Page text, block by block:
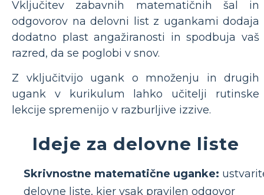
Vključitev zabavnih matematičnih šal in
odgovorov na delovni list z ugankami dodaja
dodatno plast angažiranosti in spodbuja vaš
razred, da se poglobi v snov.
Z vključitvijo ugank o množenju in drugih
ugank v kurikulum lahko učitelji rutinske
lekcije spremenijo v razburljive izzive.
Ideje za delovne liste
Skrivnostne matematične uganke:
delovne liste, kjer vsak pravilen odgovor